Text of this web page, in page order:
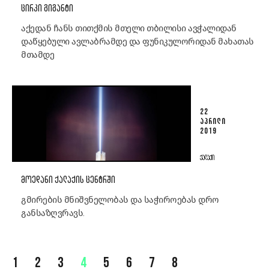
ᲪᲘᲠᲙᲘ ᲒᲘᲒᲐᲜᲢᲘ
აქე­დან ჩანს თით­ქ­მის მთე­ლი თბი­ლი­სი ავ­ჭა­ლი­დან
დაწყე­ბუ­ლი ავ­ლაბ­რამ­დე და ფუ­ნი­კუ­ლო­რი­დან მა­ხა­თას
მთამ­დე
22
ᲐᲞᲠᲘᲚᲘ
2019
ᲥᲐᲚᲐᲥᲘ
ᲛᲝᲔᲓᲐᲜᲘ ᲥᲐᲚᲐᲥᲘᲡ ᲪᲔᲜᲢᲠᲨᲘ
გმირების მნიშვნელობას და საჭიროებას დრო
განსაზღვრავს.
1 2 3 4 5 6 7 8